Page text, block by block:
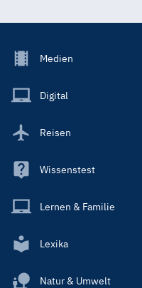
Footer
Main
Medien
Digital
Reisen
Wissenstest
Lernen & Familie
Lexika
Natur & Umwelt